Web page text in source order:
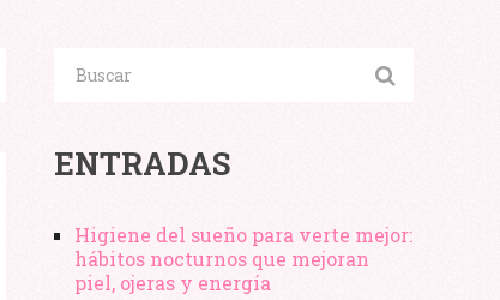
Compartir:
ENTRADAS
Higiene del sueño para verte mejor:
hábitos nocturnos que mejoran
piel, ojeras y energía